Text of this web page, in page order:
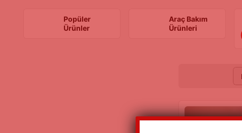
Popüler
Ürünler
Araç Bakım
Ürünleri